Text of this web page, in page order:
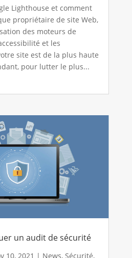
Lighthouse et comment
propriétaire de site Web,
des moteurs de
et les
site est de la plus haute
pour lutter le plus...
un audit de sécurité
10, 2021 | News, Sécurité,